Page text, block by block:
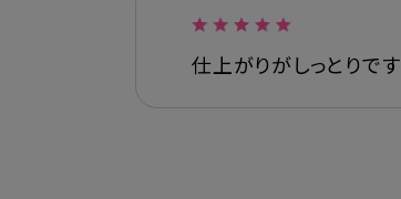
仕上がりがしっとりです